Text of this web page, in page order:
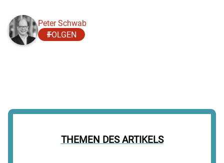
THEMEN DES ARTIKELS
Peter Schwab
FOLGEN